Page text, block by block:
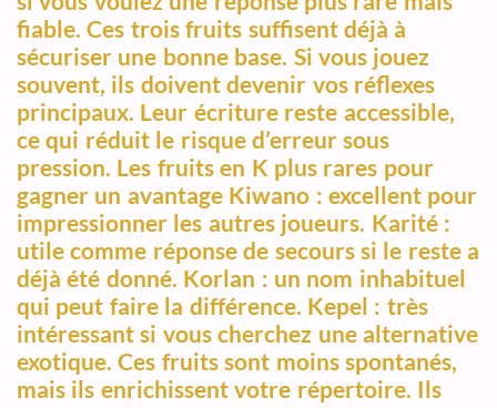
fiable. Ces trois fruits suffisent déjà à
sécuriser une bonne base. Si vous jouez
souvent, ils doivent devenir vos réflexes
principaux. Leur écriture reste accessible,
ce qui réduit le risque d’erreur sous
pression. Les fruits en K plus rares pour
gagner un avantage Kiwano : excellent pour
impressionner les autres joueurs. Karité :
utile comme réponse de secours si le reste a
déjà été donné. Korlan : un nom inhabituel
qui peut faire la différence. Kepel : très
intéressant si vous cherchez une alternative
exotique. Ces fruits sont moins spontanés,
mais ils enrichissent votre répertoire. Ils